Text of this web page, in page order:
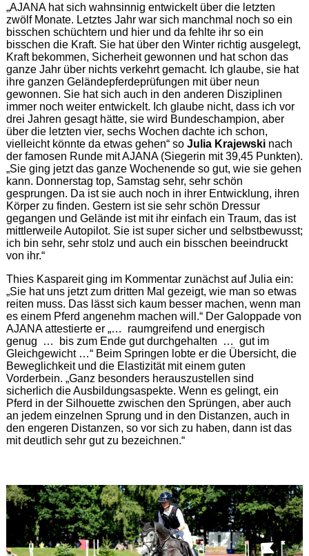
„AJANA hat sich wahnsinnig entwickelt über die letzten
zwölf Monate. Letztes Jahr war sich manchmal noch so ein
bisschen schüchtern und hier und da fehlte ihr so ein
bisschen die Kraft. Sie hat über den Winter richtig ausgelegt,
Kraft bekommen, Sicherheit gewonnen und hat schon das
ganze Jahr über nichts verkehrt gemacht. Ich glaube, sie hat
ihre ganzen Geländepferdeprüfungen mit über neun
gewonnen. Sie hat sich auch in den anderen Disziplinen
immer noch weiter entwickelt. Ich glaube nicht, dass ich vor
drei Jahren gesagt hätte, sie wird Bundeschampion, aber
über die letzten vier, sechs Wochen dachte ich schon,
vielleicht könnte da etwas gehen“ so Julia Krajewskinach
der famosen Runde mit AJANA (Siegerin mit 39,45 Punkten).
„Sie ging jetzt das ganze Wochenende so gut, wie sie gehen
kann. Donnerstag top, Samstag sehr, sehr schön
gesprungen. Da ist sie auch noch in ihrer Entwicklung, ihren
Körper zu finden. Gestern ist sie sehr schön Dressur
gegangen und Gelände ist mit ihr einfach ein Traum, das ist
mittlerweile Autopilot. Sie ist super sicher und selbstbewusst;
ich bin sehr, sehr stolz und auch ein bisschen beeindruckt
von ihr.“
Thies Kaspareit ging im Kommentar zunächst auf Julia ein:
„Sie hat uns jetzt zum dritten Mal gezeigt, wie man so etwas
reiten muss. Das lässt sich kaum besser machen, wenn man
es einem Pferd angenehm machen will.“ Der Galoppade von
AJANA attestierte er „… raumgreifend und energisch
genug … bis zum Ende gut durchgehalten … gut im
Gleichgewicht …“ Beim Springen lobte er die Übersicht, die
Beweglichkeit und die Elastizität mit einem guten
Vorderbein. „Ganz besonders herauszustellen sind
sicherlich die Ausbildungsaspekte. Wenn es gelingt, ein
Pferd in der Silhouette zwischen den Sprüngen, aber auch
an jedem einzelnen Sprung und in den Distanzen, auch in
den engeren Distanzen, so vor sich zu haben, dann ist das
mit deutlich sehr gut zu bezeichnen.“